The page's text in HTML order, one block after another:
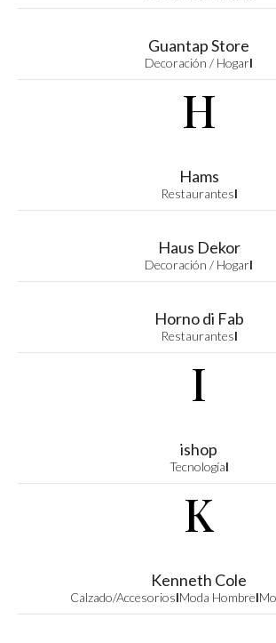
Guantap Store
Decoración / HogarI
H
Hams
RestaurantesI
Haus Dekor
Decoración / HogarI
Horno di Fab
RestaurantesI
I
ishop
TecnologíaI
K
Kenneth Cole
Calzado/AccesoriosIModa HombreI